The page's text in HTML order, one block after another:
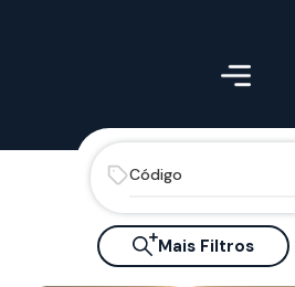
Mais Filtros